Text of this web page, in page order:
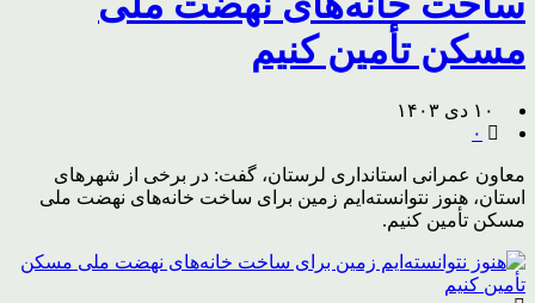
مسکن تأمین کنیم
۰
معاون عمرانی استانداری لرستان، گفت: در برخی از شهرهای
استان، هنوز نتوانسته‌ایم زمین برای ساخت خانه‌های نهضت ملی
مسکن تأمین کنیم.